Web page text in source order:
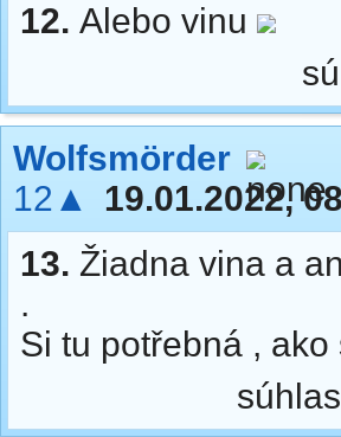
12. Alebo vinu
Wolfsmörder
12▲
19.01.2022,
13. Žiadna vina a
.
Si tu potřebná , ako